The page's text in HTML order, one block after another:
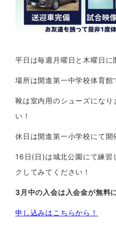
平日は毎週月曜日と木曜日に
場所は開進第一中学校体育館
靴は室内用のシューズになり
い！
休日は開進第一小学校にて開
16日(日)は城北公園にて練習
クしてみてください！
3月中の入会は入会金が無料
申し込みはこちらから！